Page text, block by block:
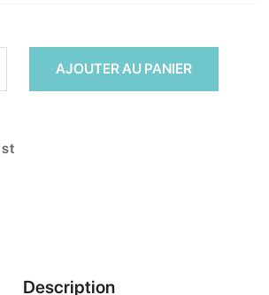
AJOUTER AU PANIER
Description